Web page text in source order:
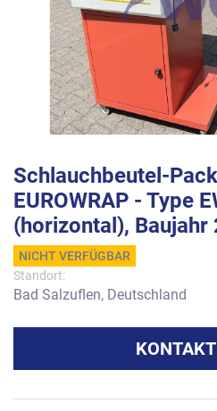
Schlauchbeutel-
EUROWRAP - Type
(horizontal), Baujahr
NICHT VERFÜGBAR
Standort:
Bad Salzuflen, Deutschland